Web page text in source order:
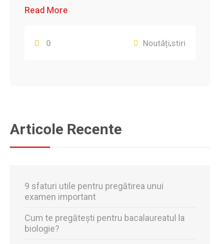
Read More
0 Noutăți,stiri
Articole Recente
9 sfaturi utile pentru pregătirea unui
examen important
Cum te pregătești pentru bacalaureatul la
biologie?